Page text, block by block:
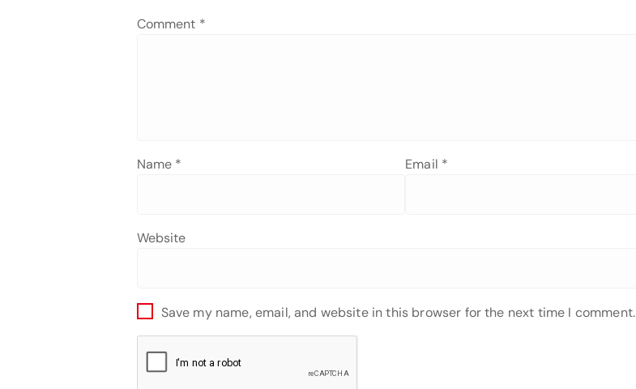
Comment *
Name * Email *
Website
Save my name, email, and website in this browser for the next time I comment.